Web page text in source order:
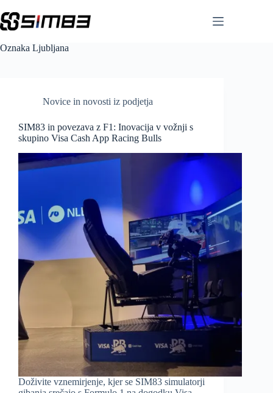
to
content
Oznaka Ljubljana
Novice in novosti iz podjetja
SIM83 in povezava z F1: Inovacija v vožnji s
skupino Visa Cash App Racing Bulls
Doživite vznemirjenje, kjer se SIM83 simulatorji